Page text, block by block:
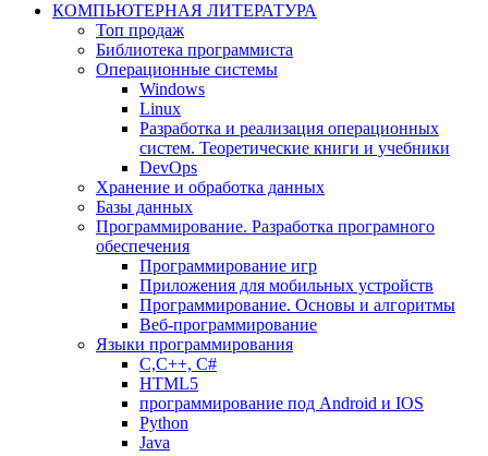
КОМПЬЮТЕРНАЯ ЛИТЕРАТУРА
Топ продаж
Библиотека программиста
Операционные системы
Windows
Linux
Разработка и реализация операционных
систем. Теоретические книги и учебники
DevOps
Хранение и обработка данных
Базы данных
Программирование. Разработка програмного
обеспечения
Программирование игр
Приложения для мобильных устройств
Программирование. Основы и алгоритмы
Веб-программирование
Языки программирования
С,С++, С#
HTML5
программирование под Android и IOS
Python
Java